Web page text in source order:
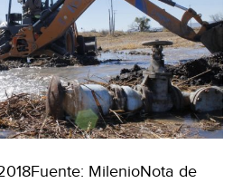
MilenioNota de